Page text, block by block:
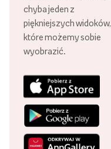
chyba jeden z
piękniejszych widoków,
które możemy sobie
wyobrazić.